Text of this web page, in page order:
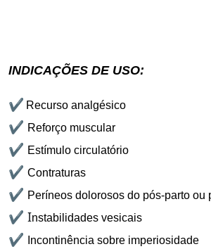
INDICAÇÕES DE USO:
✔ Recurso analgésico
✔ Reforço muscular
✔ Estímulo circulatório
✔ Contraturas
✔ Períneos dolorosos do pós-parto ou
✔ Instabilidades vesicais
✔ Incontinência sobre imperiosidade